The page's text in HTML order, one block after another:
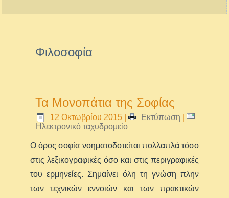
Φιλοσοφία
Τα Μονοπάτια της Σοφίας
12 Οκτωβρίου 2015 | Εκτύπωση
|
Ηλεκτρονικό ταχυδρομείο
Ο όρος σοφία νοηματοδοτείται πολλαπλά τόσο
στις λεξικογραφικές όσο και στις περιγραφικές
του ερμηνείες. Σημαίνει όλη τη γνώση πλην
των τεχνικών εννοιών και των πρακτικών